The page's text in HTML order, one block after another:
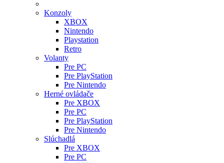
Konzoly
XBOX
Nintendo
Playstation
Retro
Volanty
Pre PC
Pre PlayStation
Pre Nintendo
Herné ovládače
Pre XBOX
Pre PC
Pre PlayStation
Pre Nintendo
Slúchadlá
Pre XBOX
Pre PC